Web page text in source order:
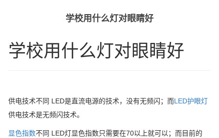
学校用什么灯对眼睛好
学校用什么灯对眼睛好
供电技术不同 LED是直流电源的技术，没有无频闪；而LED护眼灯
供电技术是无频闪技术。
显色指数不同 LED灯显色指数只需要在70以上就可以；而目前的